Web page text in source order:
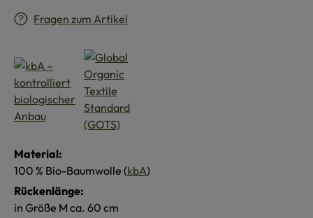
Fragen zum Artikel
Material:
100 % Bio-Baumwolle (kbA)
Rückenlänge:
in Größe M ca. 60 cm